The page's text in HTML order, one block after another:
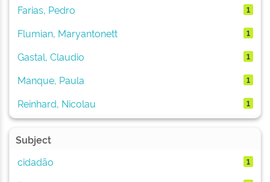
Farias, Pedro 1
Flumian, Maryantonett 1
Gastal, Claudio 1
Manque, Paula 1
Reinhard, Nicolau 1
Subject
cidadão
1